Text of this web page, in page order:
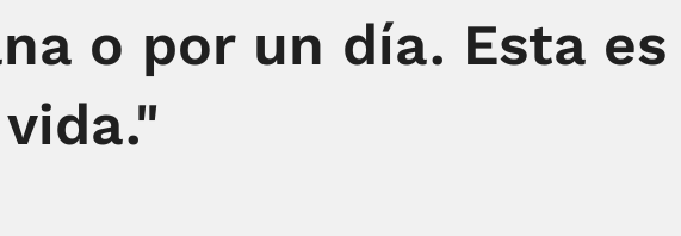
o por un día. Esta